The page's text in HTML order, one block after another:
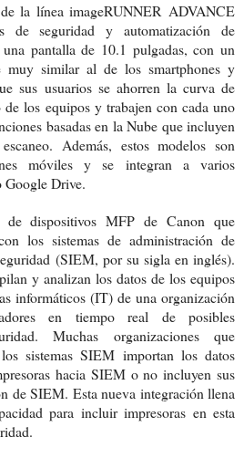
la línea imageRUNNER ADVANCE
de seguridad y automatización de
una pantalla de 10.1 pulgadas, con un
muy similar al de los smartphones y
sus usuarios se ahorren la curva de
los equipos y trabajen con cada uno
basadas en la Nube que incluyen
Además, estos modelos son
móviles y se integran a varios
Google Drive.
dispositivos MFP de Canon que
los sistemas de administración de
(SIEM, por su sigla en inglés).
y analizan los datos de los equipos
informáticos (IT) de una organización
en tiempo real de posibles
Muchas organizaciones que
sistemas SIEM importan los datos
hacia SIEM o no incluyen sus
de SIEM. Esta nueva integración llena
para incluir impresoras en esta